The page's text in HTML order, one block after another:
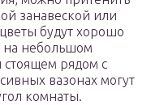
занавеской или
будут хорошо
на небольшом
стоящем рядом с
вазонах могут
комнаты.